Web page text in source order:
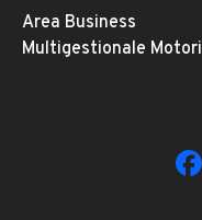
Area Business
Multigestionale Motori